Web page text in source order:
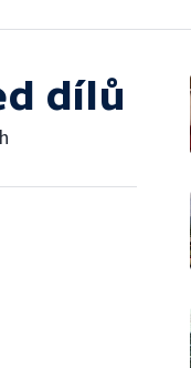
dílů